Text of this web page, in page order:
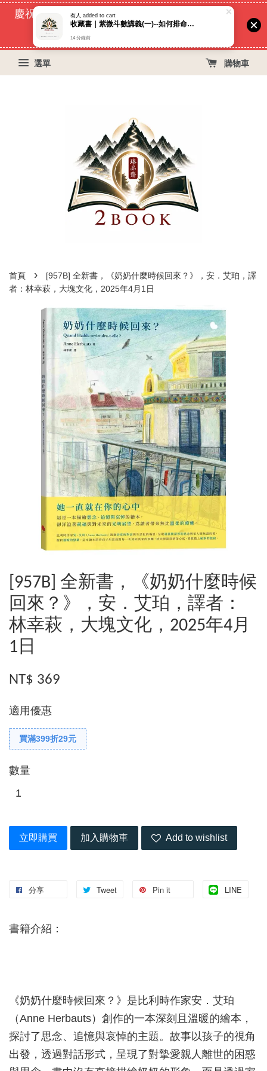
慶祝蝦皮好評過萬！買399免運費, 再立折29元
51
選單 購物車
首頁 ›
[957B] 全新書，《奶奶什麼時候回來？》，安．艾珀，譯
者：林幸萩，大塊文化，2025年4月1日
[957B] 全新書，《奶奶什麼時候
回來？》，安．艾珀，譯者：
林幸萩，大塊文化，2025年4月
1日
NT$ 369
適用優惠
買滿399折29元
數量
立即購買 加入購物車 Add to wishlist
分享 Tweet Pin it LINE
書籍介紹：
《奶奶什麼時候回來？》是比利時作家安．艾珀
（Anne Herbauts）創作的一本深刻且溫暖的繪本，
探討了思念、追憶與哀悼的主題。故事以孩子的視角
出發，透過對話形式，呈現了對摯愛親人離世的困惑